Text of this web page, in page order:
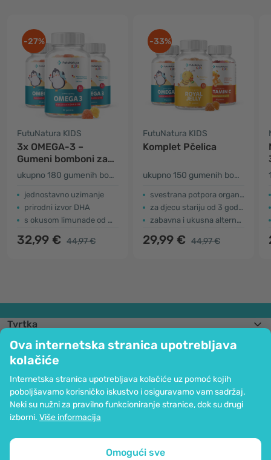
Ova internetska stranica upotrebljava
kolačiće
Internetska stranica upotrebljava kolačiće uz pomoć kojih
poboljšavamo korisničko iskustvo i osiguravamo vam sadržaj.
Neki su nužni za pravilno funkcioniranje stranice, dok su drugi
izborni. Više informacija
Omogući sve
-27%
FutuNatura KIDS
3x OMEGA-3 –
Gumeni bomboni za
djecu
ukupno 180 gumenih bombona
jednostavno uzimanje
prirodni izvor DHA
s okusom limunade od malina
32,99 € 44,97 €
-33%
FutuNatura KIDS
Komplet Pčelica
ukupno 150 gumenih bombona
svestrana potpora organizma
za djecu stariju od 3 godine
zabavna i ukusna alternativa kapsulama
29,99 € 44,97 €
Tvrtka
Informacije
Pridružite nam se
Pomoć i narudžbe
Mogućnost kartičnog plaćanja. Osigurana zaštita osobnih podataka preko
SSL kodiranja.
Mapa stranice